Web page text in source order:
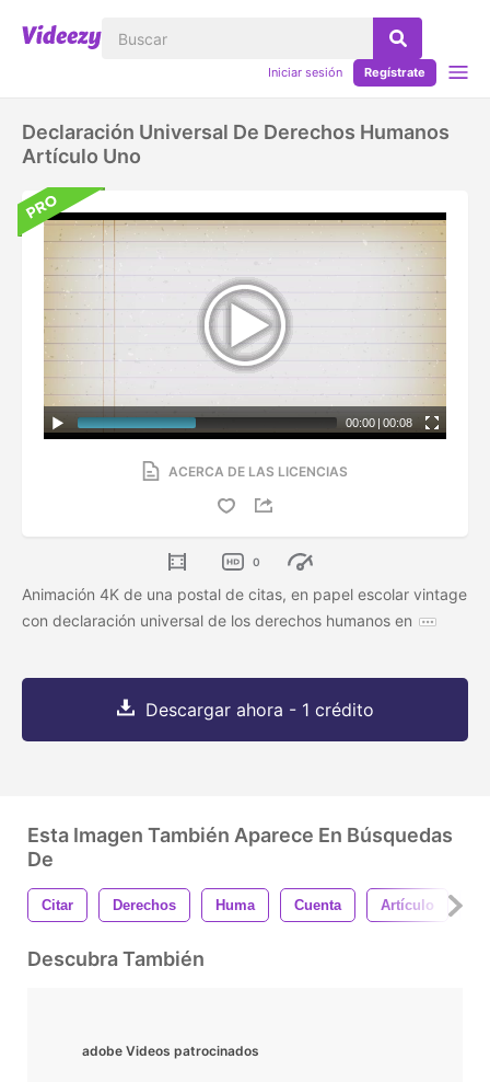
Iniciar sesión Regístrate
Declaración Universal De Derechos Humanos
Artículo Uno
00:00 | 00:08
ACERCA DE LAS LICENCIAS
0
Animación 4K de una postal de citas, en papel escolar vintage
con declaración universal de los derechos humanos en
Descargar ahora - 1 crédito
Esta Imagen También Aparece En Búsquedas
De
Citar Derechos Huma Cuenta Artículo
Descubra También
adobe Videos patrocinados